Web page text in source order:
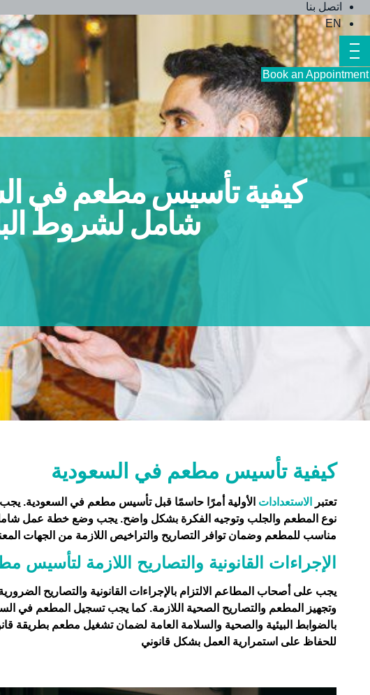
اتصل بنا
EN
Book an Appointment
كيفية تأسيس مطعم في
شامل لشروط
كيفية تأسيس مطعم في السعودية
تعتبر الاستعدادات الأولية أمرًا حاسمًا قبل تأسيس مطعم في السعودية. يجب
نوع المطعم والجلب وتوجيه الفكرة بشكل واضح. يجب وضع خطة عمل شاملة
مناسب للمطعم وضمان توافر التصاريح والتراخيص اللازمة من الجهات
الإجراءات القانونية والتصاريح اللازمة
يجب على أصحاب المطاعم الالتزام بالإجراءات القانونية والتصاريح
وتجهيز المطعم والتصاريح الصحية اللازمة. كما يجب تسجيل المطعم في
بالضوابط البيئية والصحية والسلامة العامة لضمان تشغيل مطعم بطريقة
للحفاظ على استمرارية العمل بشكل قانوني